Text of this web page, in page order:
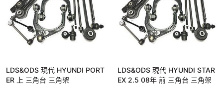
LDS&ODS 現代 HYUNDI PORT
ER 上 三角台 三角架
LDS&ODS 現代 HYUNDI STAR
EX 2.5 08年 前 三角台 三角架